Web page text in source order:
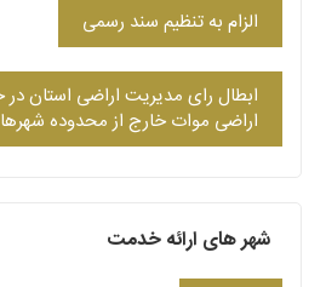
الزام به تنظیم سند رسمی
ابطال رای مدیریت اراضی
اراضی موات خارج از محدوده شهرها
شهر های ارائه خدمت